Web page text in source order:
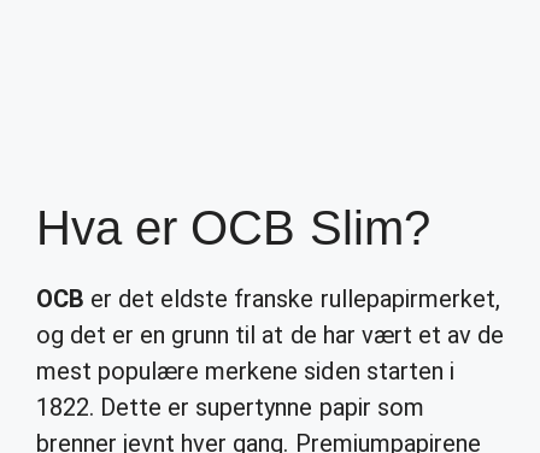
Hva er OCB Slim?
OCB er det eldste franske rullepapirmerket,
og det er en grunn til at de har vært et av de
mest populære merkene siden starten i
1822. Dette er supertynne papir som
brenner jevnt hver gang. Premiumpapirene